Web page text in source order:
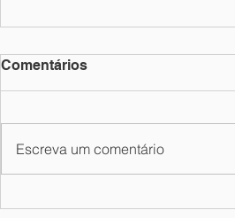
Comentários
Escreva um comentário